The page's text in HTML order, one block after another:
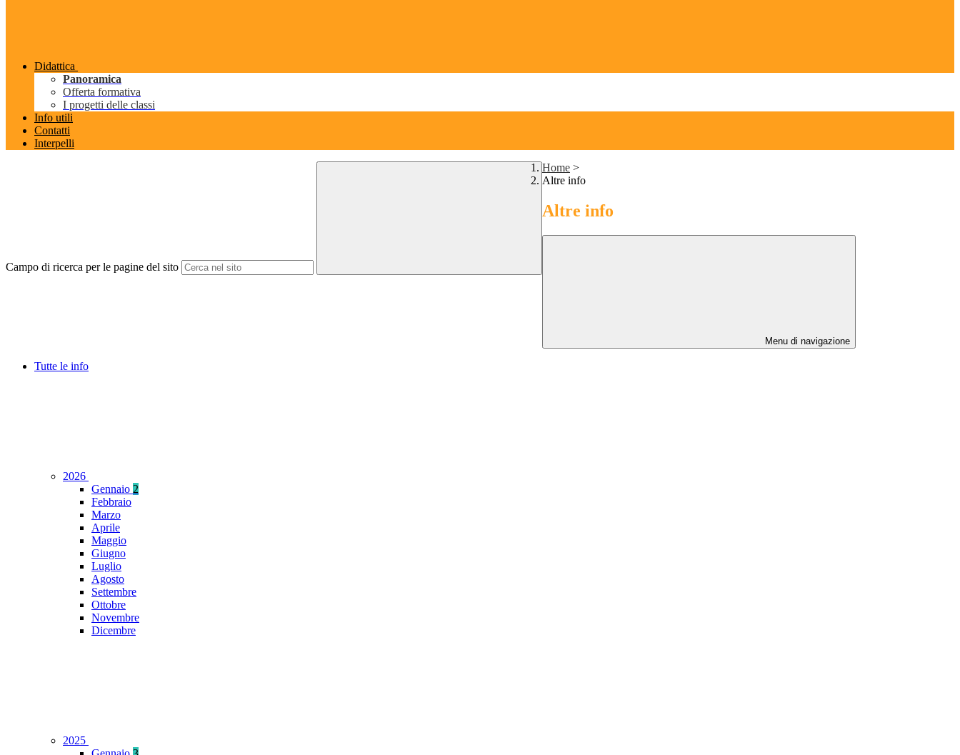
Didattica
Panoramica
Offerta formativa
I progetti delle classi
Info utili
Contatti
Interpelli
Campo di ricerca per le pagine del sito
Home >
Altre info
Altre info
Menu di navigazione
Tutte le info
2026
Gennaio 2
Febbraio
Marzo
Aprile
Maggio
Giugno
Luglio
Agosto
Settembre
Ottobre
Novembre
Dicembre
2025